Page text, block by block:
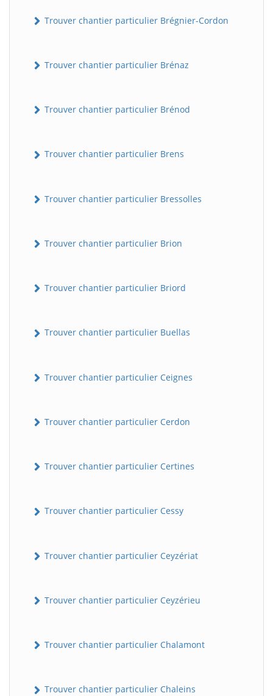
Trouver chantier particulier Brégnier-Cordon
Trouver chantier particulier Brénaz
Trouver chantier particulier Brénod
Trouver chantier particulier Brens
Trouver chantier particulier Bressolles
Trouver chantier particulier Brion
Trouver chantier particulier Briord
Trouver chantier particulier Buellas
Trouver chantier particulier Ceignes
Trouver chantier particulier Cerdon
Trouver chantier particulier Certines
Trouver chantier particulier Cessy
Trouver chantier particulier Ceyzériat
Trouver chantier particulier Ceyzérieu
Trouver chantier particulier Chalamont
Trouver chantier particulier Chaleins